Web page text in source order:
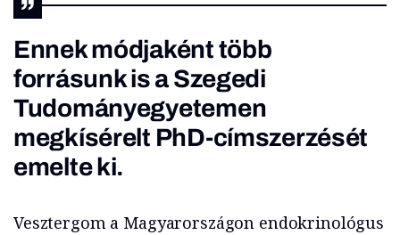
Ennek módjaként több
forrásunk is a Szegedi
Tudományegyetemen
megkísérelt PhD-címszerzését
emelte ki.
Vesztergom a Magyarországon endokrinológus